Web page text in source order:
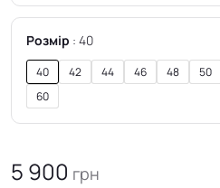
Розмір 40
40 42 44 46 48 50
60
5 900 грн